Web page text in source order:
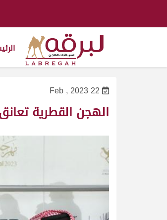
22 Feb , 2023
الهجن القطرية